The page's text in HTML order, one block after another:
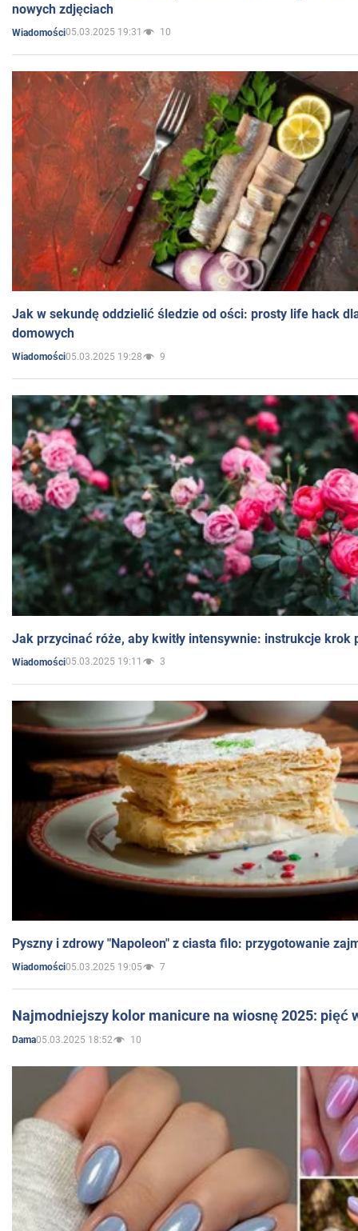
nowych zdjęciach
Wiadomości05.03.2025 19:31 10
Jak w sekundę oddzielić śledzie od ości: prosty life hack
domowych
Wiadomości05.03.2025 19:28 9
Jak przycinać róże, aby kwitły intensywnie: instrukcje krok
Wiadomości05.03.2025 19:11 3
Pyszny i zdrowy "Napoleon" z ciasta filo: przygotowanie
Wiadomości05.03.2025 19:05 7
Najmodniejszy kolor manicure na wiosnę 2025: pięć
Dama05.03.2025 18:52 10